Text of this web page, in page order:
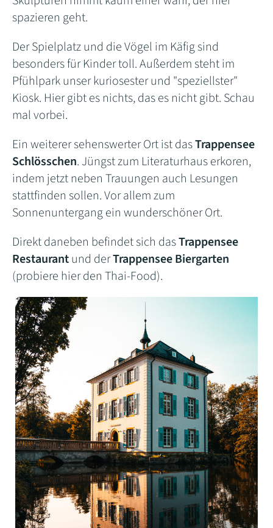
spazieren geht.
Der Spielplatz und die Vögel im Käfig sind
besonders für Kinder toll. Außerdem steht im
Pfühlpark unser kuriosester und "speziellster"
Kiosk. Hier gibt es nichts, das es nicht gibt. Schau
mal vorbei.
Ein weiterer sehenswerter Ort ist dasTrappensee
Schlösschen. Jüngst zum Literaturhaus erkoren,
indem jetzt neben Trauungen auch Lesungen
stattfinden sollen. Vor allem zum
Sonnenuntergang ein wunderschöner Ort.
Direkt daneben befindet sich dasTrappensee
Restaurantund derTrappensee Biergarten
(probiere hier den Thai-Food).